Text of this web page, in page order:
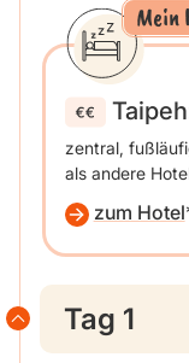
Mein
zentral,
als andere
zum Hotel
Tag 1